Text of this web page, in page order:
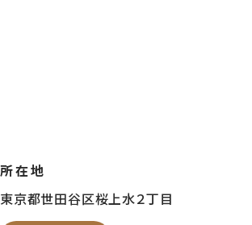
所在地
東京都世田谷区桜上水２丁目
【前面道路】 桜上水駅は急行停車駅。都心方面へ軽